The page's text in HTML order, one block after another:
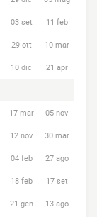
03 set 11 feb
29 ott 10 mar
10 dic 21 apr
17 mar 05 nov
12 nov 30 mar
04 feb 27 ago
18 feb 17 set
21 gen 13 ago